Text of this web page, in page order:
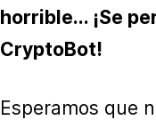
horrible... ¡Se
CryptoBot!
Esperamos que